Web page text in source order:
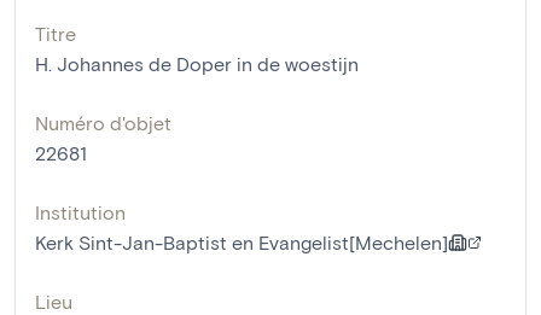
Titre
H. Johannes de Doper in de woestijn
Numéro d'objet
22681
Institution
Kerk Sint-Jan-Baptist en Evangelist[Mechelen]
Lieu